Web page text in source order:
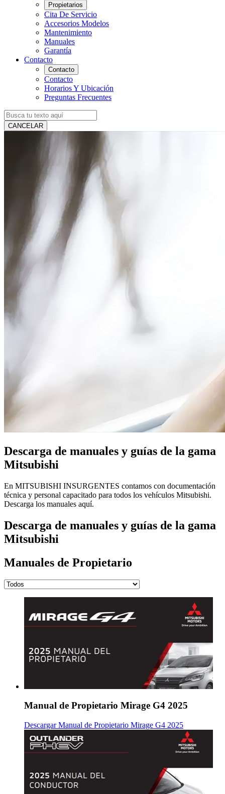
Propietarios
Cita De Servicio
Accesorios Modelos
Mantenimiento
Manuales
Garantía
Contacto
Contacto
Contacto
Horarios Y Ubicación
Preguntas Frecuentes
CANCELAR
Descarga de manuales y guías de la gama
Mitsubishi
En MITSUBISHI INSURGENTES contamos con documentación
técnica y personal capacitado para todos los vehículos Mitsubishi.
Descarga los manuales aquí.
Descarga de manuales y guías de la gama
Mitsubishi
Manuales de Propietario
Manual de Propietario Mirage G4 2025
Descargar Manual de Propietario Mirage G4 2025